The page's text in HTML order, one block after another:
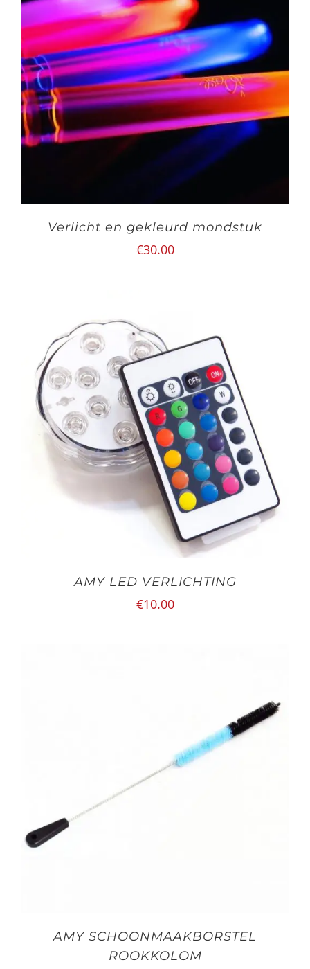
Verlicht en gekleurd mondstuk
€30.00
AMY LED VERLICHTING
€10.00
AMY SCHOONMAAKBORSTEL
ROOKKOLOM